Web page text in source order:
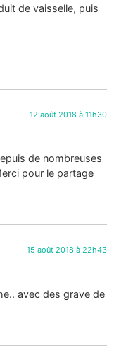
de vaisselle, puis
12 août 2018 à 11h30
de nombreuses
pour le partage
15 août 2018 à 22h43
avec des grave de